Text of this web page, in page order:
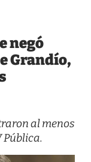
negó
Grandío,
al menos
Pública.